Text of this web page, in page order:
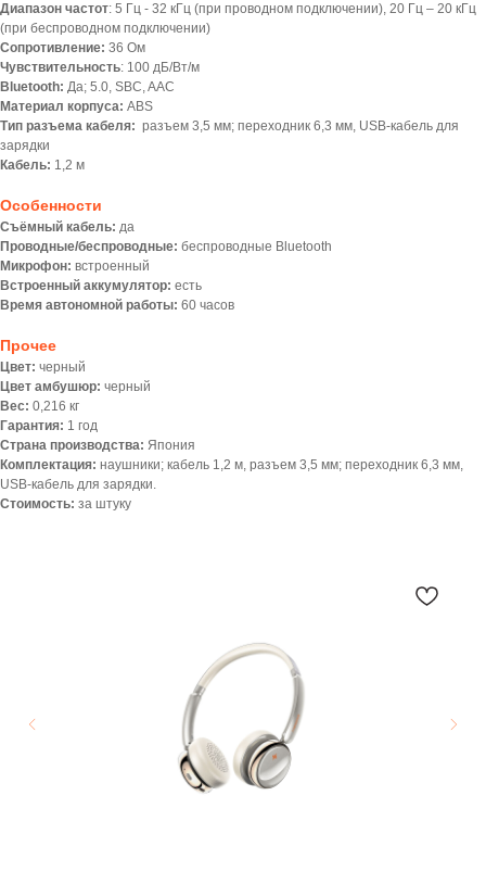
Диапазон частот: 5 Гц - 32 кГц (при проводном подключении), 20 Гц – 20 кГц
(при беспроводном подключении)
Сопротивление: 36 Ом
Чувствительность: 100 дБ/Вт/м
Bluetooth: Да; 5.0, SBC, AAC
Материал корпуса: ABS
Тип разъема кабеля: разъем 3,5 мм; переходник 6,3 мм, USB-кабель для
зарядки
Кабель: 1,2 м
Особенности
Съёмный кабель: да
Проводные/беспроводные: беспроводные Bluetooth
Микрофон: встроенный
Встроенный аккумулятор: есть
Время автономной работы: 60 часов
Прочее
Цвет: черный
Цвет амбушюр: черный
Вес: 0,216 кг
Гарантия: 1 год
Страна производства: Япония
Комплектация: наушники; кабель 1,2 м, разъем 3,5 мм; переходник 6,3 мм,
USB-кабель для зарядки.
Стоимость: за штуку